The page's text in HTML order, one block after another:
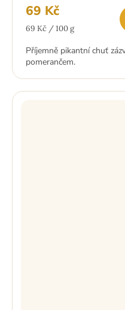
69 Kč
Měrná
69 Kč / 100 g
Příjemně pikantní chuť
pomerančem.